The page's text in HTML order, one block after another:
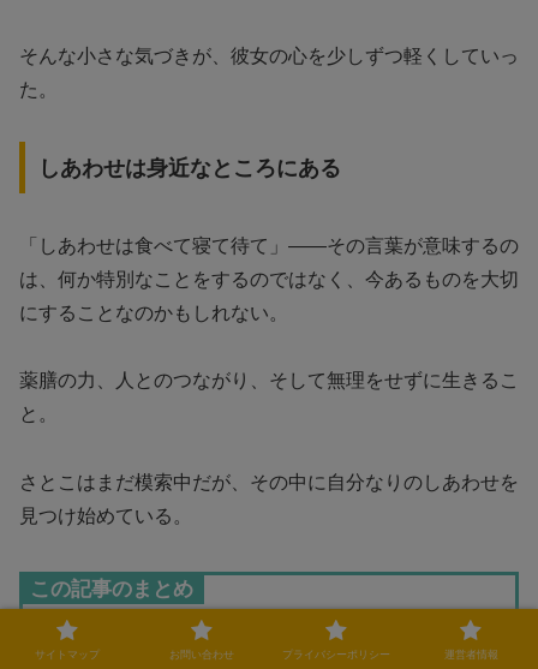
そんな小さな気づきが、彼女の心を少しずつ軽くしていっ
た。
しあわせは身近なところにある
「しあわせは食べて寝て待て」――その言葉が意味するの
は、何か特別なことをするのではなく、今あるものを大切
にすることなのかもしれない。
薬膳の力、人とのつながり、そして無理をせずに生きるこ
と。
さとこはまだ模索中だが、その中に自分なりのしあわせを
見つけ始めている。
この記事のまとめ
「しあわせは食べて寝て待て」第2話のネタバレ
サイトマップ お問い合わせ プライバシーポリシー 運営者情報